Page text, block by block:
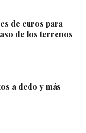
de euros para
de los terrenos
a dedo y más